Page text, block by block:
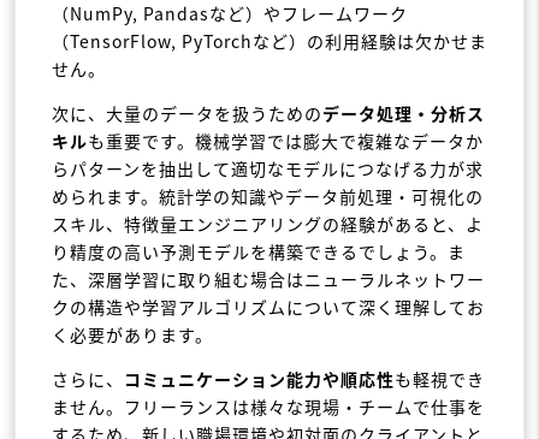
（NumPy, Pandasなど）やフレームワーク
（TensorFlow, PyTorchなど）の利用経験は欠かせま
せん。
次に、大量のデータを扱うためのデータ処理・分析ス
キルも重要です。機械学習では膨大で複雑なデータか
らパターンを抽出して適切なモデルにつなげる力が求
められます。統計学の知識やデータ前処理・可視化の
スキル、特徴量エンジニアリングの経験があると、よ
り精度の高い予測モデルを構築できるでしょう。ま
た、深層学習に取り組む場合はニューラルネットワー
クの構造や学習アルゴリズムについて深く理解してお
く必要があります。
さらに、 コミュニケーション能力や順応性も軽視でき
ません。フリーランスは様々な現場・チームで仕事を